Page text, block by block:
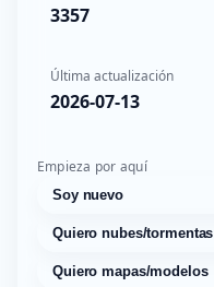
3357
Última actualización
2026-07-13
Empieza por aquí
Soy nuevo
Quiero nubes/tormentas
Quiero mapas/modelos